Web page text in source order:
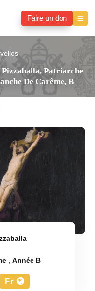
Faire un don
Patriarche
De Carême, B
,Année B
Fr